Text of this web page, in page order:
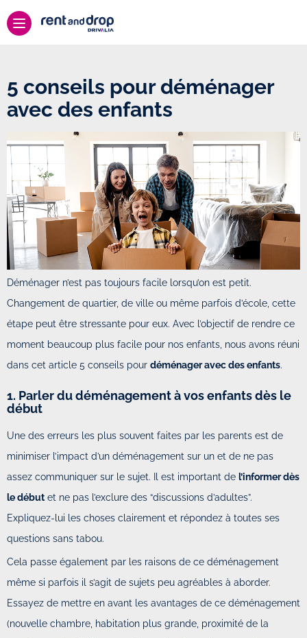
5 conseils pour déménager
avec des enfants
Déménager n’est pas toujours facile lorsqu’on est petit.
Changement de quartier, de ville ou même parfois d’école, cette
étape peut être stressante pour eux. Avec l’objectif de rendre ce
moment beaucoup plus facile pour nos enfants, nous avons réuni
dans cet article 5 conseils pour déménager avec des enfants.
1. Parler du déménagement à vos enfants dès le
début
Une des erreurs les plus souvent faites par les parents est de
minimiser l’impact d’un déménagement sur un et de ne pas
assez communiquer sur le sujet. Il est important de l’informer dès
le débutet ne pas l’exclure des “discussions d’adultes”.
Expliquez-lui les choses clairement et répondez à toutes ses
questions sans tabou.
Cela passe également par les raisons de ce déménagement
même si parfois il s’agit de sujets peu agréables à aborder.
Essayez de mettre en avant les avantages de ce déménagement
(nouvelle chambre, habitation plus grande, proximité de la